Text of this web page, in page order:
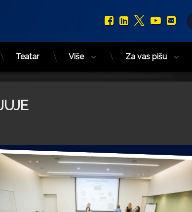
Facebook
LinkedIn
X.comE-
Teatar Više Za vas pišu